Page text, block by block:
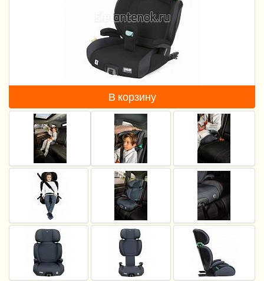
Постельные принадлежности
Манежи
Безопасность ребенка
Ходунки и прыгунки
Игры и развитие
Принадлежности для выписки
Сумки для мам и детей
Кенгуру и слинги
В корзину